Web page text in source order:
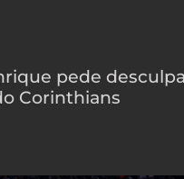
pede
Corinthians